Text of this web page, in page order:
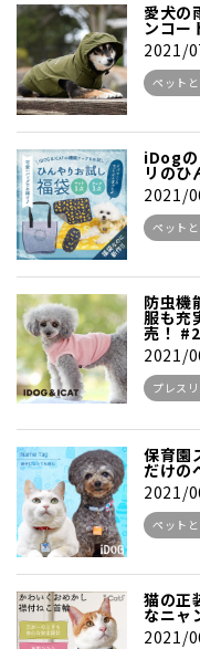
愛犬の
ンコー
2021/
ペット
iDogの
リのひ
2021/
ペット
防虫機
服も充
売！
2021/
プレス
保育園
だけの
2021/
ペット
猫の正
なニャ
2021/